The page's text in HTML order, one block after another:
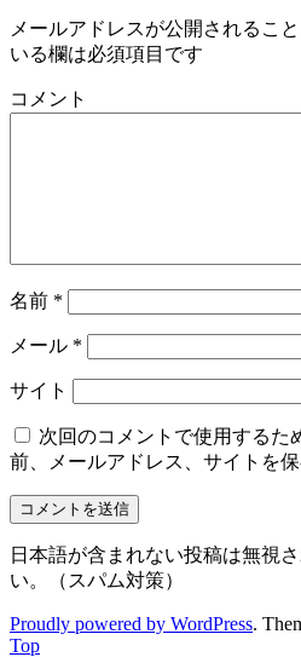
メールアドレスが公開されること
いる欄は必須項目です
コメント
名前 *
メール *
サイト
次回のコメントで使用するた
前、メールアドレス、サイトを保
日本語が含まれない投稿は無視
い。（スパム対策）
Proudly powered by WordPress.
Top